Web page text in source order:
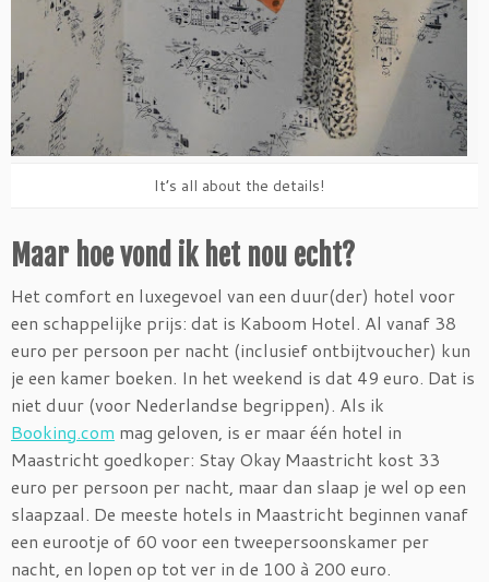
It’s all about the details!
Maar hoe vond ik het nou echt?
Het comfort en luxegevoel van een duur(der) hotel voor
een schappelijke prijs: dat is Kaboom Hotel. Al vanaf 38
euro per persoon per nacht (inclusief ontbijtvoucher) kun
je een kamer boeken. In het weekend is dat 49 euro. Dat is
niet duur (voor Nederlandse begrippen). Als ik
Booking.com mag geloven, is er maar één hotel in
Maastricht goedkoper: Stay Okay Maastricht kost 33
euro per persoon per nacht, maar dan slaap je wel op een
slaapzaal. De meeste hotels in Maastricht beginnen vanaf
een eurootje of 60 voor een tweepersoonskamer per
nacht, en lopen op tot ver in de 100 à 200 euro.